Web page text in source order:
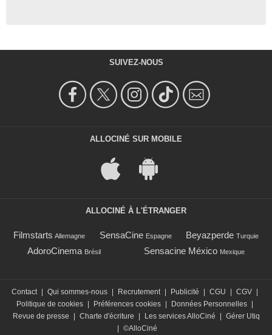
SUIVEZ-NOUS
ALLOCINÉ SUR MOBILE
ALLOCINÉ À L'ÉTRANGER
Filmstarts Allemagne SensaCine Espagne Beyazperde Turquie
AdoroCinema Brésil Sensacine México Mexique
Contact Qui sommes-nous Recrutement Publicité CGU CGV
Politique de cookies
Préférences cookies Données Personnelles
Revue de presse
Charte d'écriture Les services AlloCiné
Gérer Utiq
©AlloCiné